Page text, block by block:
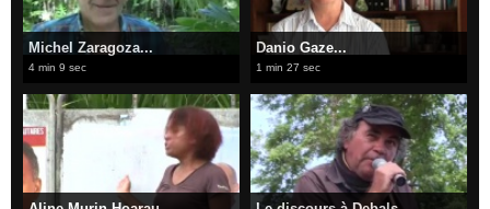
Michel Zaragoza...
4 min 9 sec
Danio Gaze...
1 min 27 sec